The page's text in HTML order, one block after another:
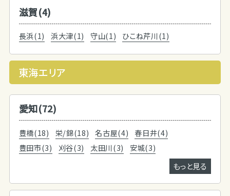
滋賀(4)
長浜(1) 浜大津(1) 守山(1) ひこね芹川(1)
東海エリア
愛知(72)
豊橋(18) 栄/錦(18) 名古屋(4)
春日井(4)
豊田市(3)
刈谷(3) 太田川(3)
安城(3)
もっと見る